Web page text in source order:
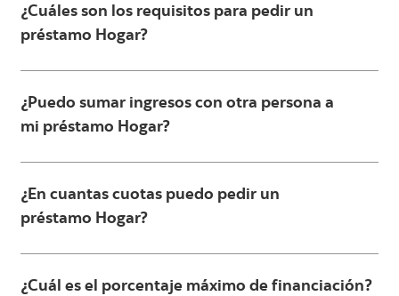
¿Cuáles son los requisitos para pedir un
préstamo Hogar?
¿Puedo sumar ingresos con otra persona a
mi préstamo Hogar?
¿En cuantas cuotas puedo pedir un
préstamo Hogar?
¿Cuál es el porcentaje máximo de financiación?